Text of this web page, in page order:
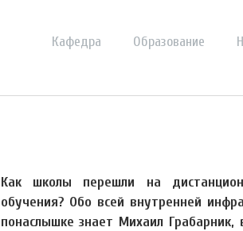
Кафедра Образование
Как школы перешли на
обучения? Обо всей внутренней
понаслышке знает Михаил Грабарник,